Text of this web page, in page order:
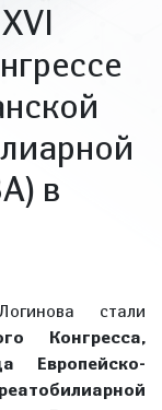
в
стали
Конгресса,
Европейско-